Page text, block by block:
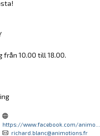
från 10.00 till 18.00.
https://www.facebook.com/animo...
richard.blanc@animotions.fr